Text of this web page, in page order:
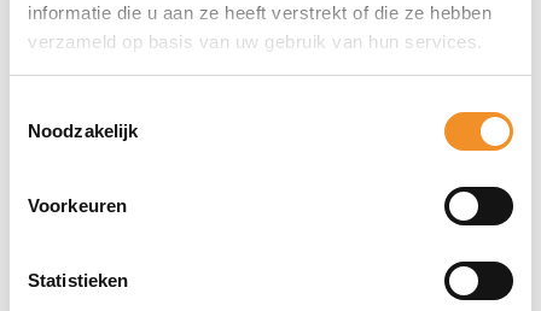
informatie die u aan ze heeft verstrekt of die ze hebben
verzameld op basis van uw gebruik van hun services.
Noodzakelijk
Voorkeuren
Statistieken
OPPO Reno8 Lite – 128GB Cosmic Black |